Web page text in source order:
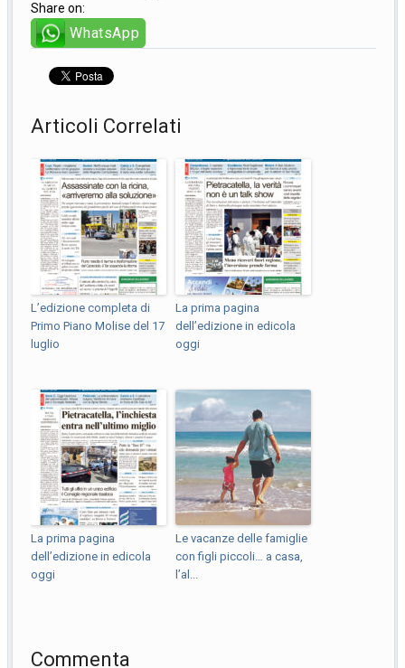
Share on:
WhatsApp
Articoli Correlati
L’edizione completa di
Primo Piano Molise del 17
luglio
La prima pagina
dell’edizione in edicola
oggi
La prima pagina
dell’edizione in edicola
oggi
Le vacanze delle famiglie
con figli piccoli… a casa,
l’al...
Commenta